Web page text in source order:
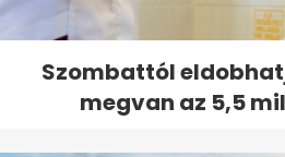
Szombattól
megvan az 5,5